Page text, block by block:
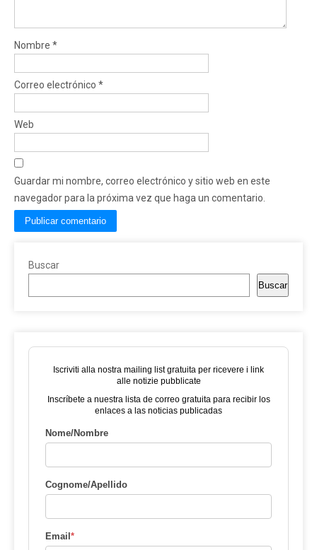
Nombre *
Correo electrónico *
Web
Guardar mi nombre, correo electrónico y sitio web en este
navegador para la próxima vez que haga un comentario.
Buscar
Buscar
Iscriviti alla nostra mailing list gratuita per ricevere i link
alle notizie pubblicate
Inscríbete a nuestra lista de correo gratuita para recibir los
enlaces a las noticias publicadas
Nome/Nombre
Cognome/Apellido
Email*